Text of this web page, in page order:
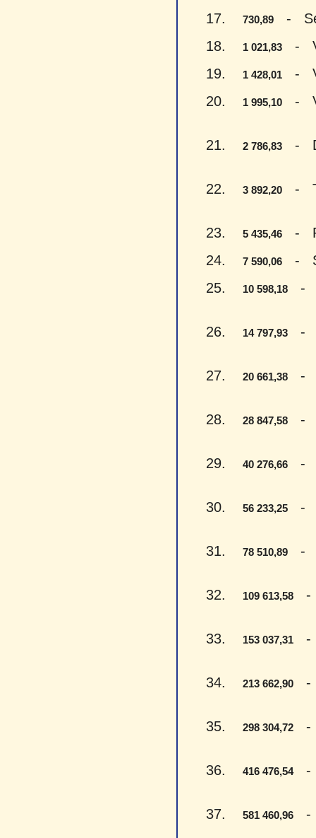
17.
730,89
-
18.
1 021,83
-
19.
1 428,01
-
20.
1 995,10 -
21. 2 786,83 -
22. 3 892,20 -
23. 5 435,46
-
24.
7 590,06
-
25.
10 598,18 -
26. 14 797,93 -
27. 20 661,38 -
28. 28 847,58 -
29. 40 276,66 -
30. 56 233,25 -
31. 78 510,89 -
32. 109 613,58 -
33. 153 037,31 -
34. 213 662,90 -
35. 298 304,72 -
36. 416 476,54-
37. 581 460,96 -